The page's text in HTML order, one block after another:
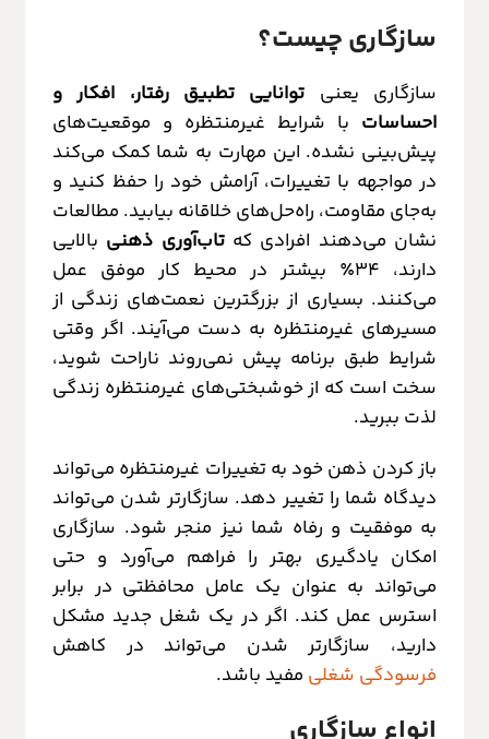
سازگاری چیست؟
سازگاری یعنی توانایی تطبیق رفتار، افکار و
احساسات با شرایط غیرمنتظره و موقعیت‌های
پیش‌بینی نشده. این مهارت به شما کمک می‌کند
در مواجهه با تغییرات، آرامش خود را حفظ کنید و
به‌جای مقاومت، راه‌حل‌های خلاقانه بیابید. مطالعات
نشان می‌دهند افرادی کهتاب‌آوری ذهنی بالایی
دارند، ۳۴٪ بیشتر در محیط کار موفق عمل
می‌کنند. بسیاری از بزرگترین نعمت‌های زندگی از
مسیرهای غیرمنتظره به دست می‌آیند. اگر وقتی
شرایط طبق برنامه پیش نمی‌روند ناراحت شوید،
سخت است که از خوشبختی‌های غیرمنتظره زندگی
لذت ببرید.
باز کردن ذهن خود به تغییرات غیرمنتظره می‌تواند
دیدگاه شما را تغییر دهد. سازگارتر شدن می‌تواند
به موفقیت و رفاه شما نیز منجر شود. سازگاری
امکان یادگیری بهتر را فراهم می‌آورد و حتی
می‌تواند به عنوان یک عامل محافظتی در برابر
استرس عمل کند. اگر در یک شغل جدید مشکل
دارید، سازگارتر شدن می‌تواند در کاهش
فرسودگی شغلی مفید باشد.
انواع سازگاری